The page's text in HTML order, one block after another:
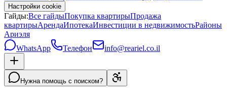
Настройки cookie
Гайды:Все гайдыПокупка квартирыПродажа
квартирыАрендаИпотекаИнвестиции в недвижимостьРайоны
Ариэля
WhatsApp
Телефон info@reariel.co.il
Нужна помощь с поиском?